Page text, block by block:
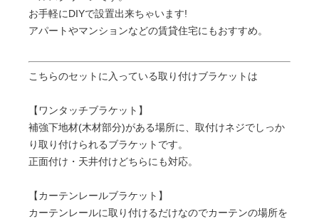
お手軽にDIYで設置出来ちゃいます!
アパートやマンションなどの賃貸住宅にもおすすめ。
こちらのセットに入っている取り付けブラケットは
【ワンタッチブラケット】
補強下地材(木材部分)がある場所に、取付けネジでしっか
り取り付けられるブラケットです。
正面付け・天井付けどちらにも対応。
【カーテンレールブラケット】
カーテンレールに取り付けるだけなのでカーテンの場所を